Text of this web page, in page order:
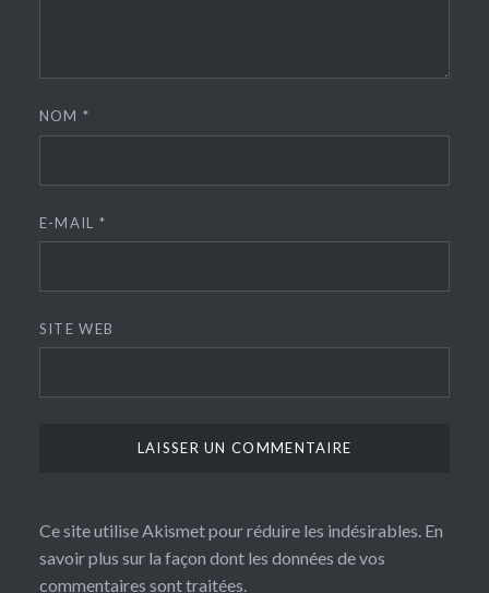
NOM*
E-MAIL *
SITE WEB
Ce site utilise Akismet pour réduire les indésirables. En
savoir plus sur la façon dont les données de vos
commentaires sont traitées.